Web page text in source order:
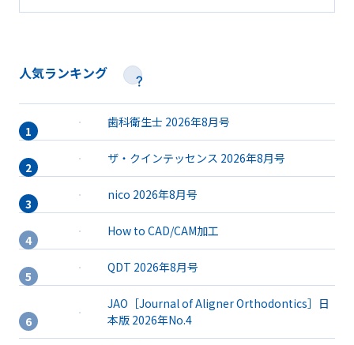
人気ランキング
歯科衛生士 2026年8月号
ザ・クインテッセンス 2026年8月号
nico 2026年8月号
How to CAD/CAM加工
QDT 2026年8月号
JAO［Journal of Aligner Orthodontics］日
本版 2026年No.4